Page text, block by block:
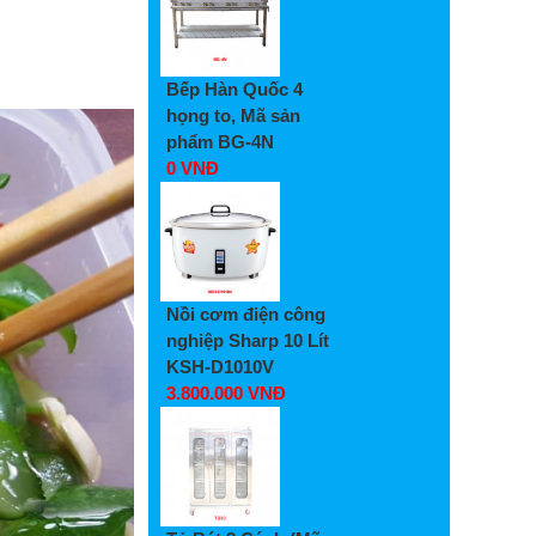
Bếp Hàn Quốc 4
họng to, Mã sản
phẩm BG-4N
0 VNĐ
Nồi cơm điện công
nghiệp Sharp 10 Lít
KSH-D1010V
3.800.000 VNĐ